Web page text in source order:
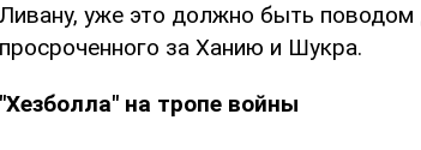
Ливану, уже это должно быть
просроченного за Ханию и Шукра.
"Хезболла" на тропе войны